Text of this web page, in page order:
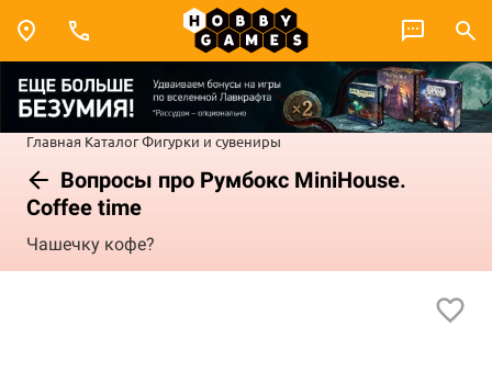
Главная КаталогФигурки и сувениры
Вопросы про Румбокс MiniHouse.
Coffee time
Чашечку кофе?